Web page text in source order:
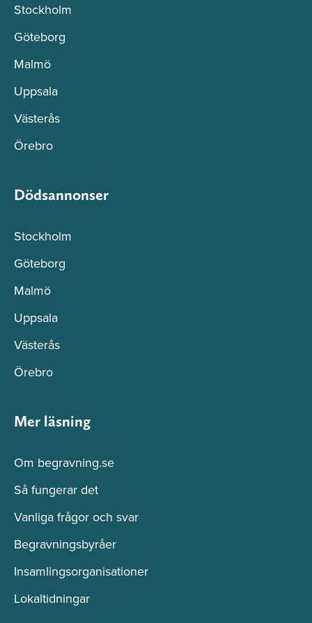
Stockholm
Göteborg
Malmö
Uppsala
Västerås
Örebro
Dödsannonser
Stockholm
Göteborg
Malmö
Uppsala
Västerås
Örebro
Mer läsning
Om begravning.se
Så fungerar det
Vanliga frågor och svar
Begravningsbyråer
Insamlingsorganisationer
Lokaltidningar